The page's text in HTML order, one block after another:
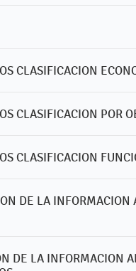
CLASIFICACION
CLASIFICACION POR
CLASIFICACION
DE LA
DE LA INFORMACION